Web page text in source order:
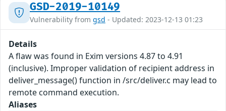
GSD-2019-10149
Vulnerability from gsd - Updated: 2023-12-13 01:23
Details
A flaw was found in Exim versions 4.87 to 4.91
(inclusive). Improper validation of recipient address in
deliver_message() function in /src/deliver.c may lead to
remote command execution.
Aliases